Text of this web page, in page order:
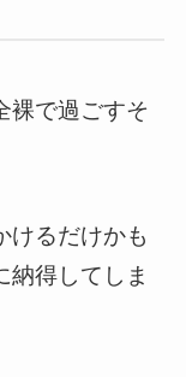
裸で過ごすそ
けるだけかも
納得してしま